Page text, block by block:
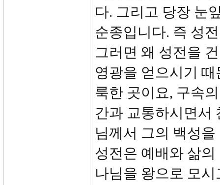
다. 그리고 당장 눈
순종입니다. 즉 성
그러면 왜 성전을
영광을 얻으시기
룩한 곳이요, 구속
간과 교통하시면서
님께서 그의 백성
성전은 예배와 삶
나님을 왕으로 모